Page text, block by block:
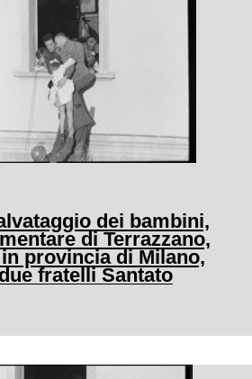
dei bambini,
di Terrazzano,
provincia di Milano,
fratelli Santato